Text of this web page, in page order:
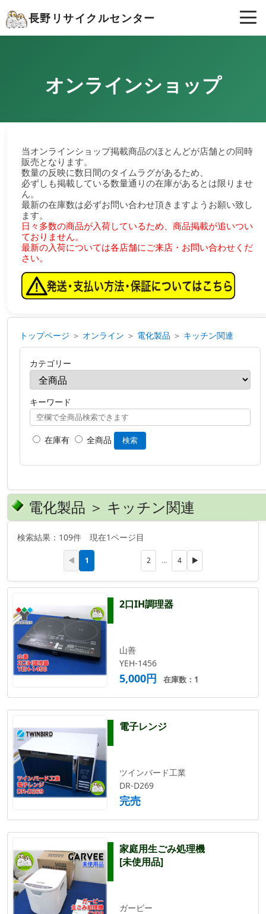
長野リサイクルセンター
オンラインショップ
当オンラインショップ掲載商品のほとんどが店舗との同時
販売となります。
数量の反映に数日間のタイムラグがあるため、
必ずしも掲載している数量通りの在庫があるとは限りませ
ん。
最新の在庫数は必ずお問い合わせ頂きますようお願い致し
ます。
日々多数の商品が入荷しているため、商品掲載が追いつい
ておりません。
最新の入荷については各店舗にご来店・お問い合わせくだ
さい。
トップページ ＞ オンライン ＞ 電化製品 ＞ キッチン関連
カテゴリー
キーワード
在庫有 全商品 検索
電化製品 ＞ キッチン関連
検索結果：109件 現在1ページ目
◀ 1 2 … 4 ▶
2口IH調理器
山善
YEH-1456
5,000円 在庫数：1
電子レンジ
ツインバード工業
DR-D269
完売
家庭用生ごみ処理機
[未使用品]
ガービー